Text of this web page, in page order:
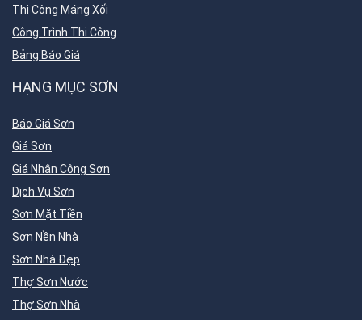
Thi Công Máng Xối
Công Trình Thi Công
Bảng Báo Giá
HẠNG MỤC SƠN
Báo Giá Sơn
Giá Sơn
Giá Nhân Công Sơn
Dịch Vụ Sơn
Sơn Mặt Tiền
Sơn Nền Nhà
Sơn Nhà Đẹp
Thợ Sơn Nước
Thợ Sơn Nhà